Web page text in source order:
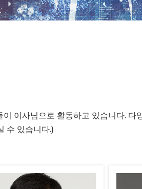
이사님으로 활동하고 있습니다.
수 있습니다.)